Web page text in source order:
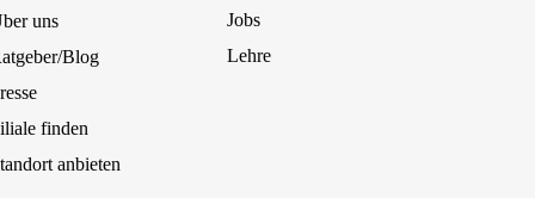
uns
Blog
finden
anbieten
Jobs
Lehre